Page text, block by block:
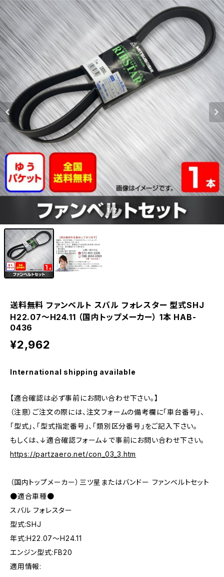
1/2
送料無料 ファンベルト スバル フォレスター 型式SHJ
H22.07～H24.11 （国内トップメーカー） 1本 HAB-
0436
¥2,962
International shipping available
【適合確認は必ず事前にお問い合わせ下さい。】
（注意）ご注文の際には、注文フォームの備考欄に「車台番号」、
「型式」、「型式指定番号」、「類別区分番号」をご記入下さい。
もしくは、↓適合確認フォーム↓で事前にお問い合わせ下さい。
https://partzaero.net/con_03_3.htm
（国内トップメーカー）三ツ星またはバンドー ファンベルトセット
●適合車種●
スバル フォレスター
型式:SHJ
年式:H22.07～H24.11
エンジン型式:FB20
適用情報: